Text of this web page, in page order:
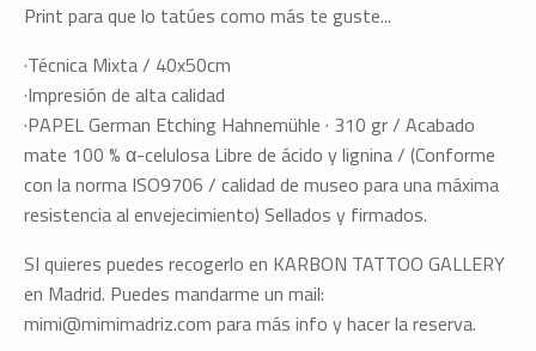
Print para que lo tatúes como más te guste...
·Técnica Mixta / 40x50cm
·Impresión de alta calidad
·PAPEL German Etching Hahnemühle · 310 gr / Acabado
mate 100 % α-celulosa Libre de ácido y lignina / (Conforme
con la norma ISO9706 / calidad de museo para una máxima
resistencia al envejecimiento) Sellados y firmados.
SI quieres puedes recogerlo en KARBON TATTOO GALLERY
en Madrid. Puedes mandarme un mail:
mimi@mimimadriz.com para más info y hacer la reserva.